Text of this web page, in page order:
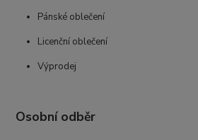
Pánské oblečení
Licenční oblečení
Výprodej
Osobní odběr